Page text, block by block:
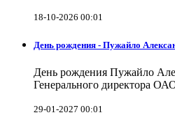
18-10-2026 00:01
День рождения - Пужайло
День рождения Пужайло
Генерального директора
29-01-2027 00:01